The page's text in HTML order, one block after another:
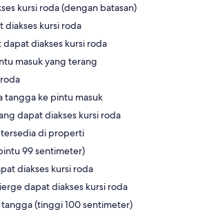
kursi roda (dengan batasan)
diakses kursi roda
dapat diakses kursi roda
masuk yang terang
tangga ke pintu masuk
dapat diakses kursi roda
tersedia di properti
99 sentimeter)
diakses kursi roda
dapat diakses kursi roda
tangga (tinggi 100 sentimeter)